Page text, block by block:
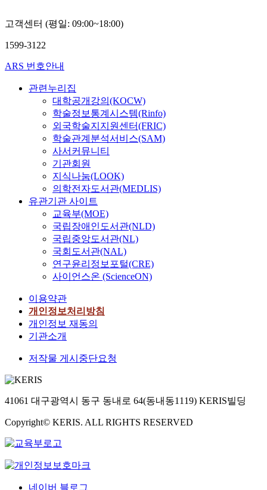
고객센터 (평일: 09:00~18:00)
1599-3122
ARS 번호안내
관련누리집
대학공개강의(KOCW)
학술정보통계시스템(Rinfo)
외국학술지지원센터(FRIC)
학술관계분석서비스(SAM)
사서커뮤니티
기관회원
지식나눔(LOOK)
의학전자도서관(MEDLIS)
유관기관 사이트
교육부(MOE)
국립장애인도서관(NLD)
국립중앙도서관(NL)
국회도서관(NAL)
연구윤리정보포털(CRE)
사이언스온 (ScienceON)
이용약관
개인정보처리방침
개인정보 재동의
기관소개
저작물 게시중단요청
41061 대구광역시 동구 동내로 64(동내동1119) KERIS빌딩
Copyright© KERIS. ALL RIGHTS RESERVED
네이버 블로그